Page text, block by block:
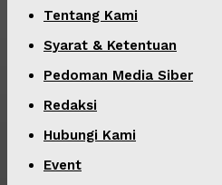
Tentang Kami
Syarat & Ketentuan
Pedoman Media Siber
Redaksi
Hubungi Kami
Event